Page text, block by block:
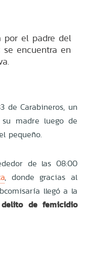
por el padre del
encuentra en
de Carabineros, un
madre luego de
pequeño.
de las 08:00
, donde gracias al
llegó a la
delito de femicidio